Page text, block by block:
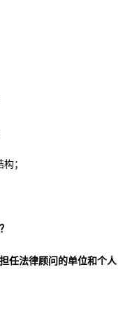
；
任法律顾问的单位和个